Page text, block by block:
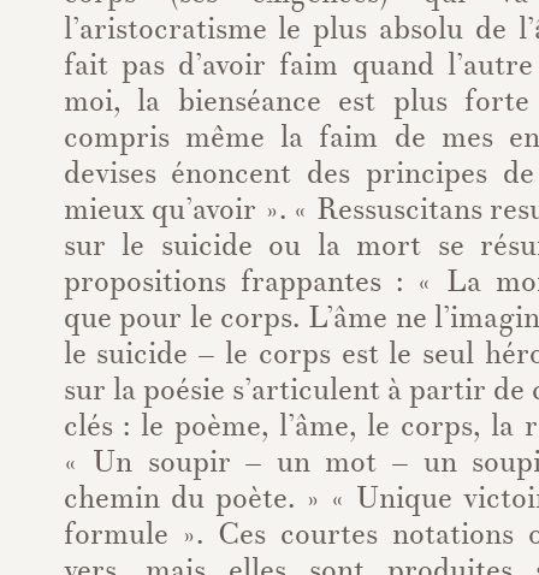
l’aristocratisme le plus absolu de
fait pas d’avoir faim quand
moi, la bienséance est plus
compris même la faim de mes
devises énoncent des principes
mieux qu’avoir ». « Ressuscitans
sur le suicide ou la mort se
propositions frappantes : « La
que pour le corps. L’âme ne
le suicide – le corps est le seul
sur la poésie s’articulent à partir
clés : le poème, l’âme, le corps, la
« Un soupir – un mot – un
chemin du poète. » « Unique
formule ». Ces courtes notations